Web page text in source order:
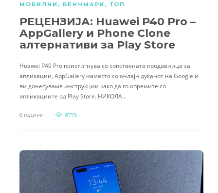
МОБИЛНИ , БЕНЧМАРК , ТОП
РЕЦЕНЗИЈА: Huawei P40 Pro –
AppGallery и Phone Clone
алтернативи за Play Store
Huawei P40 Pro пристигнува со сопствената продавница за
апликации, AppGallery наместо со онлајн дуќанот на Google и
ви донесуваме инструкции како да го опремите со
апликациите од Play Store. НИКОЛА…
6 години 8775